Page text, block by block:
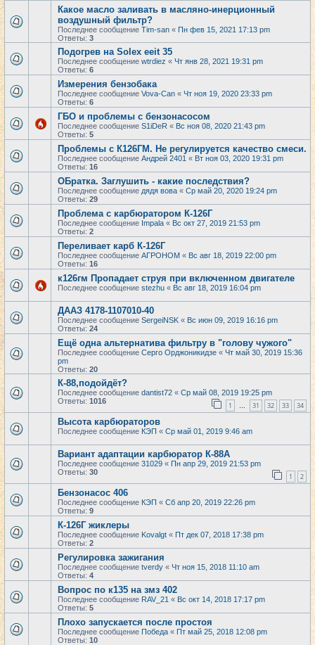
Какое масло заливать в масляно-инерционный
воздушный фильтр?
Последнее сообщение Tim-san « Пн фев 15, 2021 17:13 pm
Ответы: 3
Подогрев на Solex eeit 35
Последнее сообщение wtrdiez « Чт янв 28, 2021 19:31 pm
Ответы: 6
Измерения бензобака
Последнее сообщение Vova-Can « Чт ноя 19, 2020 23:33 pm
Ответы: 6
ГБО и проблемы с бензонасосом
Последнее сообщение S1iDeR « Вс ноя 08, 2020 21:43 pm
Ответы: 5
Проблемы с К126ГМ. Не регулируется качество смеси.
Последнее сообщение Андрей 2401 « Вт ноя 03, 2020 19:31 pm
Ответы: 16
ОБратка. Заглушить - какие последствия?
Последнее сообщение дядя вова « Ср май 20, 2020 19:24 pm
Ответы: 29
Проблема с карбюратором К-126Г
Последнее сообщение Impala « Вс окт 27, 2019 21:53 pm
Ответы: 2
Переливает карб К-126Г
Последнее сообщение АГРОНОМ « Вс авг 18, 2019 22:00 pm
Ответы: 16
к126гм Пропадает струя при включенном двигателе
Последнее сообщение stezhu « Вс авг 18, 2019 16:04 pm
ДААЗ 4178-1107010-40
Последнее сообщение SergeiNSK « Вс июн 09, 2019 16:16 pm
Ответы: 24
Ещё одна альтернатива фильтру в "голову чужого"
Последнее сообщение Серго Орджоникидзе « Чт май 30, 2019 15:36
pm
Ответы: 20
К-88,подойдёт?
Последнее сообщение dantist72 « Ср май 08, 2019 19:25 pm
Ответы: 1016 1 … 31 32 33 34
Высота карбюраторов
Последнее сообщение КЭП « Ср май 01, 2019 9:46 am
Вариант адаптации карбюратор К-88А
Последнее сообщение 31029 « Пн апр 29, 2019 21:53 pm
Ответы: 30 1 2
Бензонасос 406
Последнее сообщение КЭП « Сб апр 20, 2019 22:26 pm
Ответы: 9
К-126Г жиклеры
Последнее сообщение Kovalgt « Пт дек 07, 2018 17:38 pm
Ответы: 2
Регулировка зажигания
Последнее сообщение tverdy « Чт ноя 15, 2018 11:10 am
Ответы: 4
Вопрос по к135 на змз 402
Последнее сообщение RAV_21 « Вс окт 14, 2018 17:17 pm
Ответы: 5
Плохо запускается после простоя
Последнее сообщение Победа « Пт май 25, 2018 12:08 pm
Ответы: 10